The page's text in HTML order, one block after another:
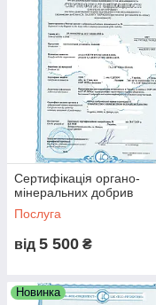
Сертифікація органо-
мінеральних добрив
Послуга
від 5 500 ₴
Новинка